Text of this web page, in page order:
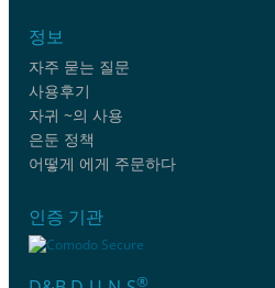
정보
자주 묻는 질문
사용후기
자귀 ~의 사용
은둔 정책
어떻게 에게 주문하다
인증 기관
®